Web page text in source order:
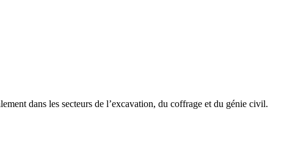
dans les secteurs de l’excavation, du coffrage et du génie civil.